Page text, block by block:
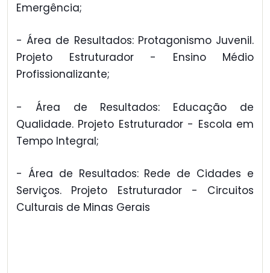
Emergência;
- Área de Resultados: Protagonismo Juvenil.
Projeto Estruturador - Ensino Médio
Profissionalizante;
- Área de Resultados: Educação de
Qualidade. Projeto Estruturador - Escola em
Tempo Integral;
- Área de Resultados: Rede de Cidades e
Serviços. Projeto Estruturador - Circuitos
Culturais de Minas Gerais